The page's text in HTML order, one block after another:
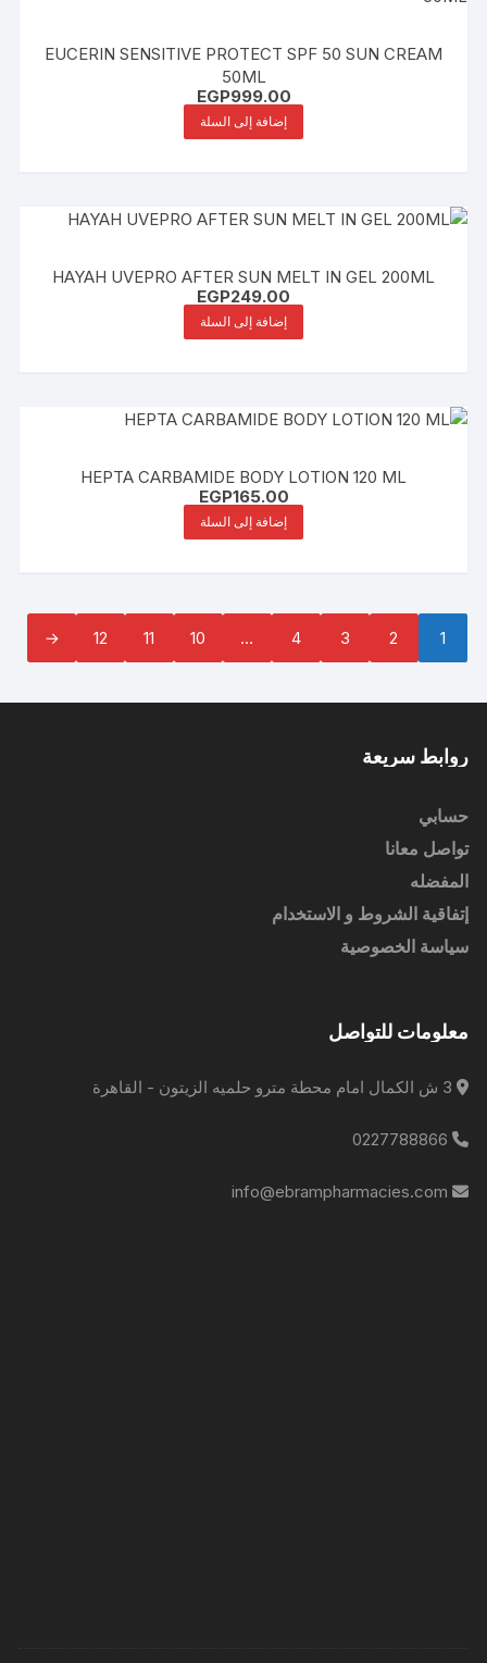
EUCERIN SENSITIVE PROTECT SPF 50 SUN CREAM
50ML
EGP999.00
إضافة إلى السلة
HAYAH UVEPRO AFTER SUN MELT IN GEL 200ML
EGP249.00
إضافة إلى السلة
HEPTA CARBAMIDE BODY LOTION 120 ML
EGP165.00
إضافة إلى السلة
1
2
3
4
…
10
11
12
←
روابط سريعة
حسابي
تواصل معانا
المفضله
إتفاقية الشروط و الاستخدام
سياسة الخصوصية
معلومات للتواصل